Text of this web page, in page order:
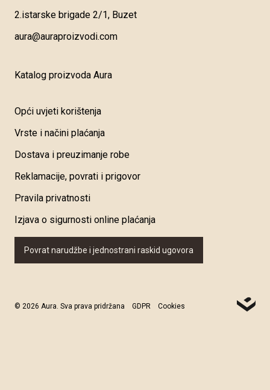
2.istarske brigade 2/1, Buzet
aura@auraproizvodi.com
Katalog proizvoda Aura
Opći uvjeti korištenja
Vrste i načini plaćanja
Dostava i preuzimanje robe
Reklamacije, povrati i prigovor
Pravila privatnosti
Izjava o sigurnosti online plaćanja
Povrat narudžbe i jednostrani raskid ugovora
© 2026 Aura. Sva prava pridržana GDPR Cookies